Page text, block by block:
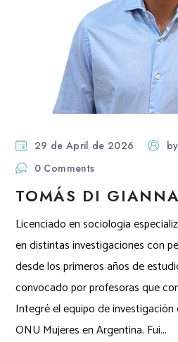
29 de April de 2026 by
0 Comments
TOMÁS DI
Licenciado en sociologia
en distintas investigaciones con
desde los primeros años de
convocado por profesoras que
Integré el equipo de
ONU Mujeres en Argentina. Fui...